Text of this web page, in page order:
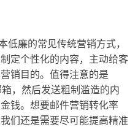
低廉的常见传统营销方式，
定个性化的内容，主动给客
销目的。值得注意的是
，然后发送粗制滥造的内
钱。想要邮件营销转化率
们还是需要尽可能提高精准